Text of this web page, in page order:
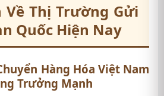
Về Thị Trường Gửi
Quốc Hiện Nay
Hàng Hóa Việt Nam
Trưởng Mạnh